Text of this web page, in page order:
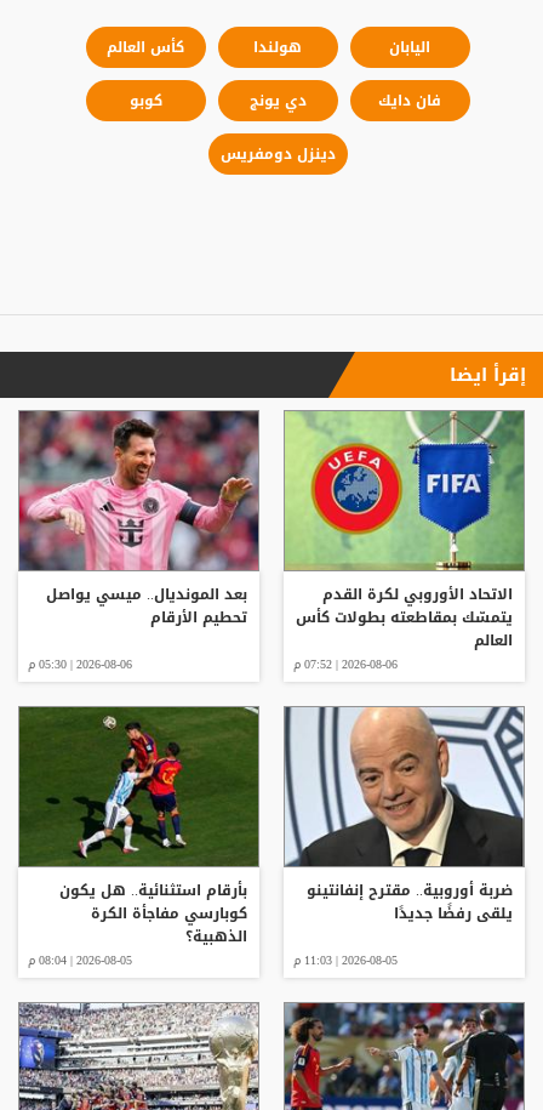
اليابان هولندا
كأس العالم
فان دايك
دي يونج
كوبو
دينزل دومفريس
إقرأ ايضا
الاتحاد الأوروبي لكرة القدم
يتمسّك بمقاطعته بطولات كأس
العالم
2026-08-06 | 07:52 م
بعد المونديال.. ميسي يواصل
تحطيم الأرقام
2026-08-06 | 05:30 م
ضربة أوروبية.. مقترح إنفانتينو
يلقى رفضًا جديدًا
2026-08-05 | 11:03 م
بأرقام استثنائية.. هل يكون
كوبارسي مفاجأة الكرة
الذهبية؟
2026-08-05 | 08:04 م